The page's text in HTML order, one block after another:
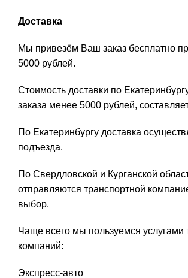
Доставка
Мы привезём Ваш заказ бесплатно
5000 рублей.
Стоимость доставки по
заказа менее 5000 рублей,
По Екатеринбургу доставка
подъезда.
По Свердловской и Курганской
отправляются транспортной
выбор.
Чаще всего мы пользуемся услугами
компаний:
Экспресс-авто